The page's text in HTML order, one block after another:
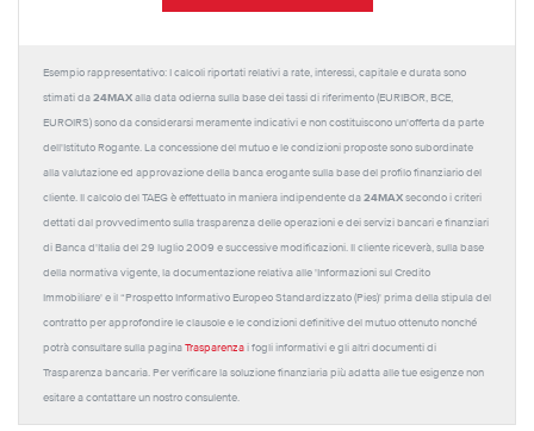
Esempio rappresentativo: I calcoli riportati relativi a rate, interessi, capitale e durata sono
stimati da 24MAX alla data odierna sulla base dei tassi di riferimento (EURIBOR, BCE,
EUROIRS) sono da considerarsi meramente indicativi e non costituiscono un'offerta da parte
dell'Istituto Rogante. La concessione del mutuo e le condizioni proposte sono subordinate
alla valutazione ed approvazione della banca erogante sulla base del profilo finanziario del
cliente. Il calcolo del TAEG è effettuato in maniera indipendente da 24MAX secondo i criteri
dettati dal provvedimento sulla trasparenza delle operazioni e dei servizi bancari e finanziari
di Banca d'Italia del 29 luglio 2009 e successive modificazioni. Il cliente riceverà, sulla base
della normativa vigente, la documentazione relativa alle 'Informazioni sul Credito
Immobiliare' e il “Prospetto Informativo Europeo Standardizzato (Pies)' prima della stipula del
contratto per approfondire le clausole e le condizioni definitive del mutuo ottenuto nonché
potrà consultare sulla pagina Trasparenza i fogli informativi e gli altri documenti di
Trasparenza bancaria. Per verificare la soluzione finanziaria più adatta alle tue esigenze non
esitare a contattare un nostro consulente.